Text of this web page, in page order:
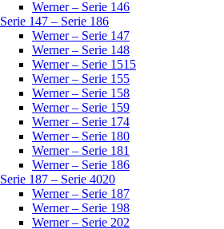
Werner – Serie 146
Serie 147 – Serie 186
Werner – Serie 147
Werner – Serie 148
Werner – Serie 1515
Werner – Serie 155
Werner – Serie 158
Werner – Serie 159
Werner – Serie 174
Werner – Serie 180
Werner – Serie 181
Werner – Serie 186
Serie 187 – Serie 4020
Werner – Serie 187
Werner – Serie 198
Werner – Serie 202